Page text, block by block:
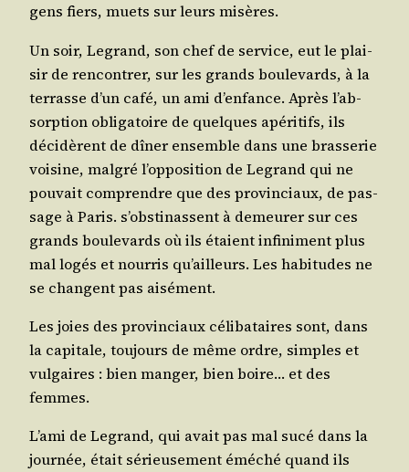
gens fiers, muets sur leurs misères.
Un soir, Legrand, son chef de ser­vice, eut le plai­
sir de ren­con­trer, sur les grands bou­le­vards, à la
ter­rasse d’un café, un ami d’en­fance. Après l’ab­
sorp­tion obli­ga­toire de quelques apé­ri­tifs, ils
déci­dèrent de dîner ensemble dans une bras­se­rie
voi­sine, mal­gré l’op­po­si­tion de Legrand qui ne
pou­vait com­prendre que des pro­vin­ciaux, de pas­
sage à Paris. s’obs­ti­nassent à demeu­rer sur ces
grands bou­le­vards où ils étaient infi­ni­ment plus
mal logés et nour­ris qu’ailleurs. Les habi­tudes ne
se changent pas aisément.
Les joies des pro­vin­ciaux céli­ba­taires sont, dans
la capi­tale, tou­jours de même ordre, simples et
vul­gaires : bien man­ger, bien boire… et des
femmes.
L’a­mi de Legrand, qui avait pas mal sucé dans la
jour­née, était sérieu­se­ment émé­ché quand ils